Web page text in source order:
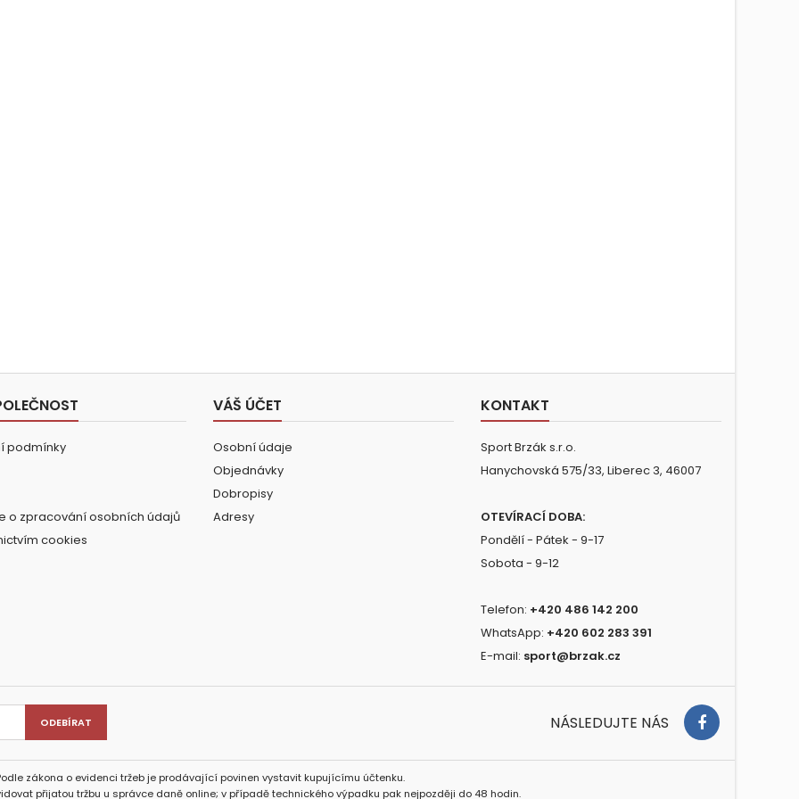
podmínky
o zpracování osobních údajů
cookies
VÁŠ ÚČET
Osobní údaje
Objednávky
Dobropisy
Adresy
KONTAKT
Sport Brzák s.r.o.
Hanychovská 575/33, Liberec 3, 46007
OTEVÍRACÍ DOBA:
Pondělí - Pátek - 9-17
Sobota - 9-12
Telefon: +420 486 142 200
WhatsApp: +420 602 283 391
E-mail: sport@brzak.cz
NÁSLEDUJTE NÁS
zákona o evidenci tržeb je prodávající povinen vystavit kupujícímu účtenku.
přijatou tržbu u správce daně online; v případě technického výpadku pak nejpozději do 48 hodin.